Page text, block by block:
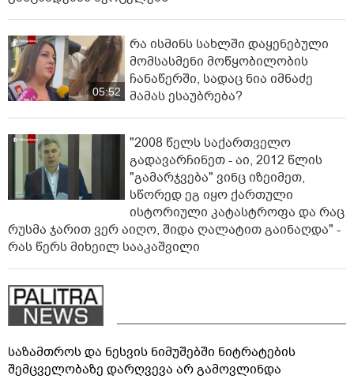
05:52
რა ისმინს სახლში დაყენებული
მომსასმენი მოწყობილობის
ჩანაწერში, სადაც ნია იმნაძე
მამას ესაუბრება?
"2008 წელს საქართველო
გადავარჩინეთ - აი, 2012 წლის
"გამარჯვება" ვინც იზეიმეთ,
სწორედ ეგ იყო ქართული
ისტორიული კატასტროფა და რაც
რუსმა ჯარით ვერ აიღო, შიდა ღალატით გაინაღდა" -
რას წერს მიხეილ სააკაშვილი
საზამთროს და ნესვის ნიმუშებში ნიტრატების
შემცველობაზე დარღვევა არ გამოვლინდა